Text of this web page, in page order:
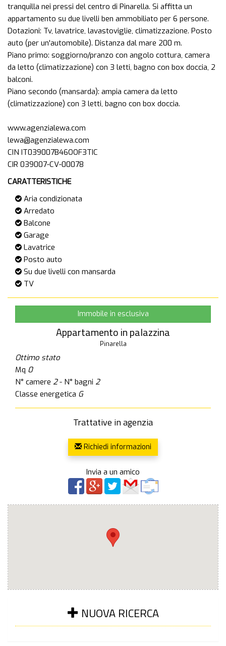
tranquilla nei pressi del centro di Pinarella. Si affitta un
appartamento su due livelli ben ammobiliato per 6 persone.
Dotazioni: Tv, lavatrice, lavastoviglie, climatizzazione. Posto
auto (per un'automobile). Distanza dal mare 200 m.
Piano primo: soggiorno/pranzo con angolo cottura, camera
da letto (climatizzazione) con 3 letti, bagno con box doccia, 2
balconi.
Piano secondo (mansarda): ampia camera da letto
(climatizzazione) con 3 letti, bagno con box doccia.
www.agenzialewa.com
lewa@agenzialewa.com
CIN IT039007B46OOF3TIC
CARATTERISTICHE
Aria condizionata
Arredato
Balcone
Garage
Lavatrice
Posto auto
Su due livelli con mansarda
TV
Immobile in esclusiva
Appartamento in palazzina
Pinarella
Ottimo stato
Mq 0
N° camere 2- N° bagni 2
Classe energetica G
Trattative in agenzia
Richiedi informazioni
Invia a un amico
NUOVA RICERCA